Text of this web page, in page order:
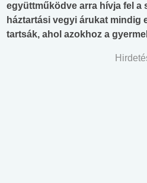
együttműködve arra hívja fel a
háztartási vegyi árukat mindig
tartsák, ahol azokhoz a